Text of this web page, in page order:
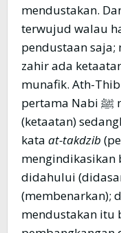
mendustakan.
terwujud walau
pendustaan saja;
zahir ada
munafik. Ath-
pertama Nabi ﷺ menggunakan kata ath-tha’ah
(ketaatan)
kata at-takdzib
mengindikasikan
didahului
(membenarkan);
mendustakan itu